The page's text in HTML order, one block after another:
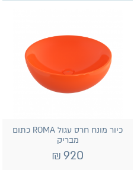
כיור מונח חרס עגול ROMA כתום
מבריק
920
₪